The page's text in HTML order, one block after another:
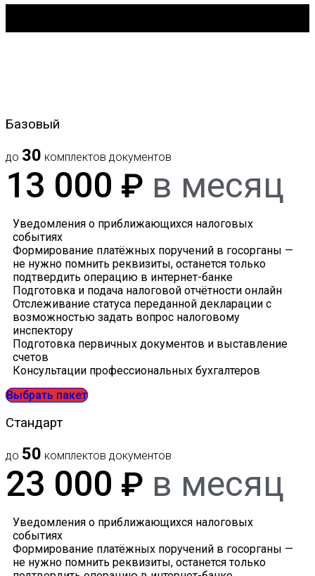
Базовый
до 30 комплектов документов
13 000 ₽ в месяц
Уведомления о приближающихся налоговых
событиях
Формирование платёжных поручений в госорганы —
не нужно помнить реквизиты, останется только
подтвердить операцию в интернет-банке
Подготовка и подача налоговой отчётности онлайн
Отслеживание статуса переданной декларации с
возможностью задать вопрос налоговому
инспектору
Подготовка первичных документов и выставление
счетов
Консультации профессиональных бухгалтеров
Выбрать пакет
Стандарт
до 50 комплектов документов
23 000 ₽ в месяц
Уведомления о приближающихся налоговых
событиях
Формирование платёжных поручений в госорганы —
не нужно помнить реквизиты, останется только